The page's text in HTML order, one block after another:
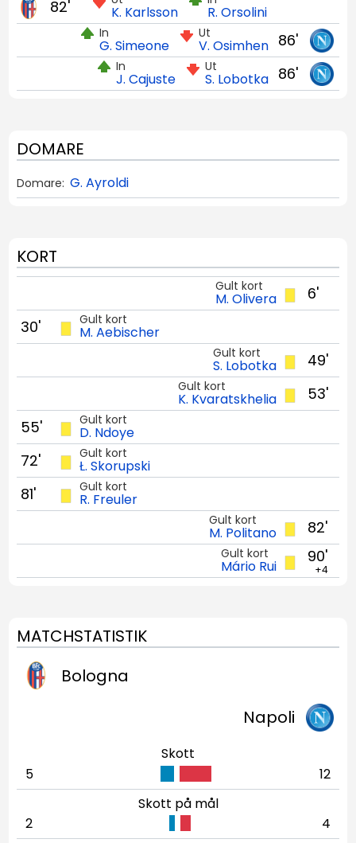
K. Karlsson R. Orsolini
82'
86'
Ut
V. Osimhen
In
G. Simeone
86'
Ut
S. Lobotka
In
J. Cajuste
DOMARE
Domare: G. Ayroldi
KORT
6'
Gult kort
M. Olivera
Gult kort
M. Aebischer
30'
49'
Gult kort
S. Lobotka
53'
Gult kort
K. Kvaratskhelia
Gult kort
D. Ndoye
55'
Gult kort
Ł. Skorupski
72'
Gult kort
R. Freuler
81'
82'
Gult kort
M. Politano
90'
+4
Gult kort
Mário Rui
MATCHSTATISTIK
Bologna
Napoli
Skott
5
12
Skott på mål
2
4